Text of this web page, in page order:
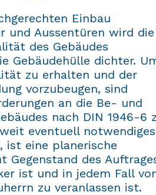
Einbau
und Aussentüren wird die
des Gebäudes
Gebäudehülle dichter.
zu erhalten und der
vorzubeugen, sind
an die Be- und
nach DIN 1946-6
eventuell notwendiges
ist eine planerische
Gegenstand des
ist und in jedem Fall
zu veranlassen ist.